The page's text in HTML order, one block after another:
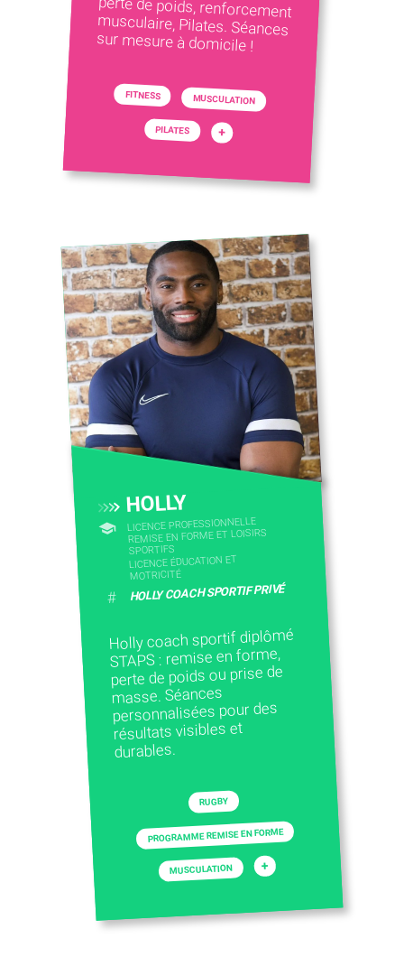
sur mesure à domicile !
FITNESS MUSCULATION
PILATES +
HOLLY
LICENCE PROFESSIONNELLE
REMISE EN FORME ET LOISIRS
SPORTIFS
LICENCE ÉDUCATION ET
MOTRICITÉ
# HOLLY COACH SPORTIF PRIVÉ
Holly coach sportif diplômé
STAPS : remise en forme,
perte de poids ou prise de
masse. Séances
personnalisées pour des
résultats visibles et
durables.
RUGBY
PROGRAMME REMISE EN FORME
MUSCULATION +